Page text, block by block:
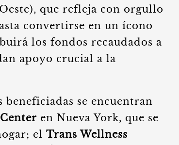
que refleja con orgullo
convertirse en un ícono
los fondos recaudados a
apoyo crucial a la
se encuentran
en Nueva York, que se
el Trans Wellness